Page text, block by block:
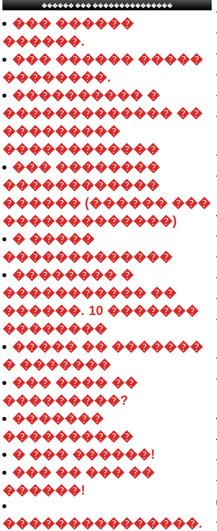
������ ��� ���������������
��� ������
������.
��� ������ �����
��������.
���������� �
������������� ��
���������
������������
��� ��������
������������
������ (������ ���
�������������)
� �����
�������������
�������� �
����������� ��
������. 10 �������
��������
����� �� �������
� �������
��� ���� ��
���������?
�������
����������
� ��� ������!
��� �� ��� ��
������!
���������������.